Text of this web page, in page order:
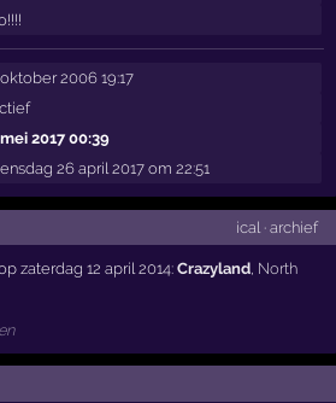
2006 19:17
2017 00:39
26 april 2017 om 22:51
ical · archief
zaterdag 12 april 2014:Crazyland, North